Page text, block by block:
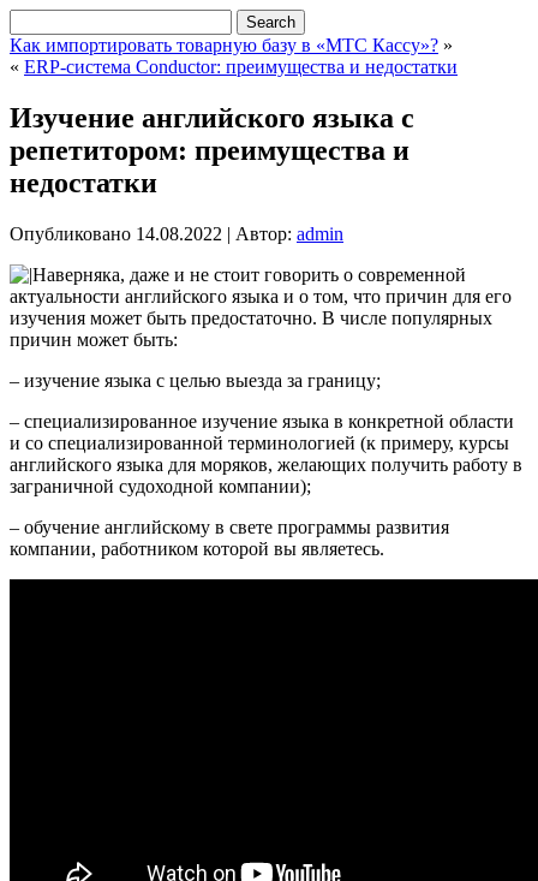
Как импортировать товарную базу в «МТС Кассу»? »
« ERP-система Conductor: преимущества и недостатки
Изучение английского языка с
репетитором: преимущества и
недостатки
Опубликовано 14.08.2022 | Автор: admin
Наверняка, даже и не стоит говорить о современной
актуальности английского языка и о том, что причин для его
изучения может быть предостаточно. В числе популярных
причин может быть:
– изучение языка с целью выезда за границу;
– специализированное изучение языка в конкретной области
и со специализированной терминологией (к примеру, курсы
английского языка для моряков, желающих получить работу в
заграничной судоходной компании);
– обучение английскому в свете программы развития
компании, работником которой вы являетесь.